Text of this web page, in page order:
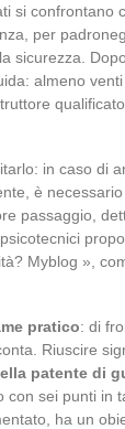
si confrontano
per
sicurezza.
almeno
in caso di
è
passaggio,
Myblog »,
pratico: di
Riuscire
patente di
sei punti in
ha un